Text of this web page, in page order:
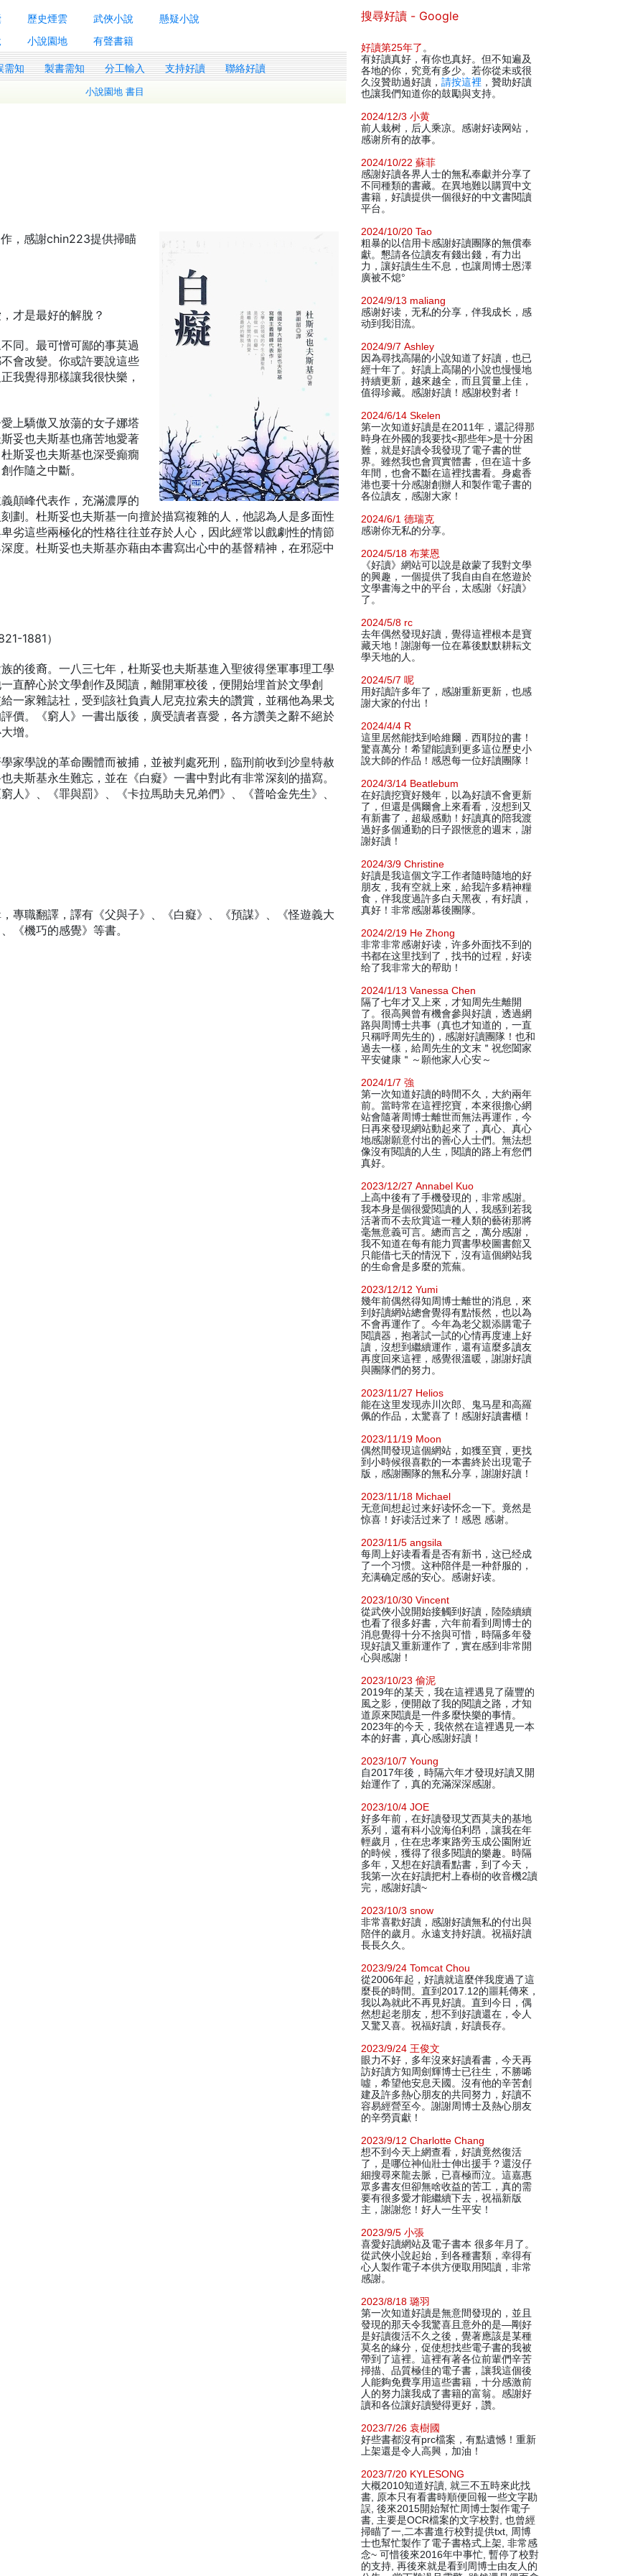
歷史煙雲 武俠小說
懸疑小說
小說園地 有聲書籍
需知 製書需知 分工輸入 支持好讀 聯絡好讀
小說園地 書目
，感謝chin223提供掃瞄
才是最好的解脫？
同。最可憎可鄙的事莫過
會改變。你或許要說這些
我覺得那樣讓我很快樂，
上驕傲又放蕩的女子娜塔
妥也夫斯基也痛苦地愛著
斯妥也夫斯基也深受癲癇
作隨之中斷。
顛峰代表作，充滿濃厚的
劃。杜斯妥也夫斯基一向擅於描寫複雜的人，他認為人是多面性
劣這些兩極化的性格往往並存於人心，因此經常以戲劇性的情節
度。杜斯妥也夫斯基亦藉由本書寫出心中的基督精神，在邪惡中
1881）
的後裔。一八三七年，杜斯妥也夫斯基進入聖彼得堡軍事理工學
直醉心於文學創作及閱讀，離開軍校後，便開始埋首於文學創
一家雜誌社，受到該社負責人尼克拉索夫的讚賞，並稱他為果戈
價。《窮人》一書出版後，廣受讀者喜愛，各方讚美之辭不絕於
增。
家學說的革命團體而被捕，並被判處死刑，臨刑前收到沙皇特赦
夫斯基永生難忘，並在《白癡》一書中對此有非常深刻的描寫。
人》、《罪與罰》、《卡拉馬助夫兄弟們》、《普哈金先生》、
專職翻譯，譯有《父與子》、《白癡》、《預謀》、《怪遊義大
《機巧的感覺》等書。
搜尋好讀 - Google
好讀第25年了 。
有好讀真好，有你也真好。但不知遍及
各地的你，究竟有多少。若你從未或很
久沒贊助過好讀， 請按這裡 ，贊助好讀
也讓我們知道你的鼓勵與支持。
2024/12/3 小黄
前人栽树，后人乘凉。感谢好读网站，
感谢所有的故事。
2024/10/22 蘇菲
感謝好讀各界人士的無私奉獻并分享了
不同種類的書藏。在異地難以購買中文
書籍，好讀提供一個很好的中文書閱讀
平台。
2024/10/20 Tao
粗暴的以信用卡感謝好讀團隊的無償奉
獻。懇請各位讀友有錢出錢，有力出
力，讓好讀生生不息，也讓周博士恩澤
廣被不熄°
2024/9/13 maliang
感谢好读，无私的分享，伴我成长，感
动到我泪流。
2024/9/7 Ashley
因為尋找高陽的小說知道了好讀，也已
經十年了。好讀上高陽的小說也慢慢地
持續更新，越來越全，而且質量上佳，
值得珍藏。感謝好讀！感謝校對者！
2024/6/14 Skelen
第一次知道好讀是在2011年，還記得那
時身在外國的我要找<那些年>是十分困
難，就是好讀令我發現了電子書的世
界。雖然我也會買實體書，但在這十多
年間，也會不斷在這裡找書看。身處香
港也要十分感謝創辦人和製作電子書的
各位讀友，感謝大家！
2024/6/1 德瑞克
感谢你无私的分享。
2024/5/18 布莱恩
《好讀》網站可以說是啟蒙了我對文學
的興趣，一個提供了我自由自在悠遊於
文學書海之中的平台，太感謝《好讀》
了。
2024/5/8 rc
去年偶然發現好讀，覺得這裡根本是寶
藏天地！謝謝每一位在幕後默默耕耘文
學天地的人。
2024/5/7 呢
用好讀許多年了，感謝重新更新，也感
謝大家的付出！
2024/4/4 R
這里居然能找到哈維爾．西耶拉的書！
驚喜萬分！希望能讀到更多這位歷史小
說大師的作品！感恩每一位好讀團隊！
2024/3/14 Beatlebum
在好讀挖寶好幾年，以為好讀不會更新
了，但還是偶爾會上來看看，沒想到又
有新書了，超級感動！好讀真的陪我渡
過好多個通勤的日子跟愜意的週末，謝
謝好讀！
2024/3/9 Christine
好讀是我這個文字工作者隨時隨地的好
朋友，我有空就上來，給我許多精神糧
食，伴我度過許多白天黑夜，有好讀，
真好！非常感謝幕後團隊。
2024/2/19 He Zhong
非常非常感谢好读，许多外面找不到的
书都在这里找到了，找书的过程，好读
给了我非常大的帮助！
2024/1/13 Vanessa Chen
隔了七年才又上來，才知周先生離開
了。很高興曾有機會參與好讀，透過網
路與周博士共事（真也才知道的，一直
只稱呼周先生的)，感謝好讀團隊！也和
過去一樣，給周先生的文末＂祝您闔家
平安健康＂～願他家人心安～
2024/1/7 強
第一次知道好讀的時間不久，大約兩年
前。當時常在這裡挖寶，本來很擔心網
站會隨著周博士離世而無法再運作，今
日再來發現網站動起來了，真心、真心
地感謝願意付出的善心人士們。無法想
像沒有閱讀的人生，閱讀的路上有您們
真好。
2023/12/27 Annabel Kuo
上高中後有了手機發現的，非常感謝。
我本身是個很愛閱讀的人，我感到若我
活著而不去欣賞這一種人類的藝術那將
毫無意義可言。總而言之，萬分感謝，
我不知道在每有能力買書學校圖書館又
只能借七天的情況下，沒有這個網站我
的生命會是多麼的荒蕪。
2023/12/12 Yumi
幾年前偶然得知周博士離世的消息，來
到好讀網站總會覺得有點悵然，也以為
不會再運作了。今年為老父親添購電子
閱讀器，抱著試一試的心情再度連上好
讀，沒想到繼續運作，還有這麼多讀友
再度回來這裡，感覺很溫暖，謝謝好讀
與團隊們的努力。
2023/11/27 Helios
能在这里发现赤川次郎、鬼马星和高羅
佩的作品，太驚喜了！感謝好讀書櫃！
2023/11/19 Moon
偶然間發現這個網站，如獲至寶，更找
到小時候很喜歡的一本書終於出現電子
版，感謝團隊的無私分享，謝謝好讀！
2023/11/18 Michael
无意间想起过来好读怀念一下。竟然是
惊喜！好读活过来了！感恩 感谢。
2023/11/5 angsila
每周上好读看看是否有新书，这已经成
了一个习惯。这种陪伴是一种舒服的，
充满确定感的安心。感谢好读。
2023/10/30 Vincent
從武俠小說開始接觸到好讀，陸陸續續
也看了很多好書，六年前看到周博士的
消息覺得十分不捨與可惜，時隔多年發
現好讀又重新運作了，實在感到非常開
心與感謝！
2023/10/23 偷泥
2019年的某天，我在這裡遇見了薩豐的
風之影，便開啟了我的閱讀之路，才知
道原來閱讀是一件多麼快樂的事情。
2023年的今天，我依然在這裡遇見一本
本的好書，真心感謝好讀！
2023/10/7 Young
自2017年後，時隔六年才發現好讀又開
始運作了，真的充滿深深感謝。
2023/10/4 JOE
好多年前，在好讀發現艾西莫夫的基地
系列，還有科小說海伯利昂，讓我在年
輕歲月，住在忠孝東路旁玉成公園附近
的時候，獲得了很多閱讀的樂趣。時隔
多年，又想在好讀看點書，到了今天，
我第一次在好讀把村上春樹的收音機2讀
完，感謝好讀~
2023/10/3 snow
非常喜歡好讀，感謝好讀無私的付出與
陪伴的歲月。永遠支持好讀。祝福好讀
長長久久。
2023/9/24 Tomcat Chou
從2006年起，好讀就這麼伴我度過了這
麼長的時間。直到2017.12的噩耗傳來，
我以為就此不再見好讀。直到今日，偶
然想起老朋友，想不到好讀還在，令人
又驚又喜。祝福好讀，好讀長存。
2023/9/24 王俊文
眼力不好，多年沒來好讀看書，今天再
訪好讀方知周劍輝博士已往生，不勝唏
噓，希望他安息天國。沒有他的辛苦創
建及許多熱心朋友的共同努力，好讀不
容易經營至今。謝謝周博士及熱心朋友
的辛勞貢獻！
2023/9/12 Charlotte Chang
想不到今天上網查看，好讀竟然復活
了，是哪位神仙壯士伸出援手？還沒仔
細搜尋來龍去脈，已喜極而泣。這嘉惠
眾多書友但卻無啥收益的苦工，真的需
要有很多愛才能繼續下去，祝福新版
主，謝謝您！好人一生平安！
2023/9/5 小張
喜愛好讀網站及電子書本 很多年月了。
從武俠小說起始，到各種書類，幸得有
心人製作電子本供方便取用閱讀，非常
感謝。
2023/8/18 璐羽
第一次知道好讀是無意間發現的，並且
發現的那天令我驚喜且意外的是—剛好
是好讀復活不久之後，覺著應該是某種
莫名的緣分，促使想找些電子書的我被
帶到了這裡。這裡有著各位前輩們辛苦
掃描、品質極佳的電子書，讓我這個後
人能夠免費享用這些書籍，十分感激前
人的努力讓我成了書籍的富翁。感謝好
讀和各位讓好讀變得更好，讚。
2023/7/26 袁樹國
好些書都沒有prc檔案，有點遺憾！重新
上架還是令人高興，加油！
2023/7/20 KYLESONG
大概2010知道好讀, 就三不五時來此找
書, 原本只有看書時順便回報一些文字勘
誤, 後來2015開始幫忙周博士製作電子
書, 主要是OCR檔案的文字校對, 也曾經
掃瞄了一,二本書進行校對提供txt, 周博
士也幫忙製作了電子書格式上架, 非常感
念~ 可惜後來2016年中事忙, 暫停了校對
的支持, 再後來就是看到周博士由友人的